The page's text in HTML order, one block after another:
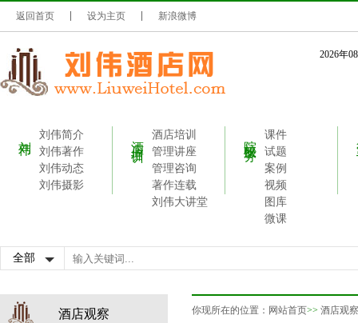
返回首页 设为主页 新浪微博
2026年
刘伟简介
刘伟著作
刘伟动态
刘伟摄影
酒店培训
管理讲座
管理咨询
著作连载
刘伟大讲堂
课件
试题
案例
视频
图库
微课
酒店观察 你现所在的位置： 网站首页>> 酒店观察